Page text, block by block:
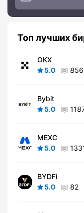
Топ лучших
OKX
5.0
856
Bybit
5.0
MEXC
5.0
BYDFi
5.0
82